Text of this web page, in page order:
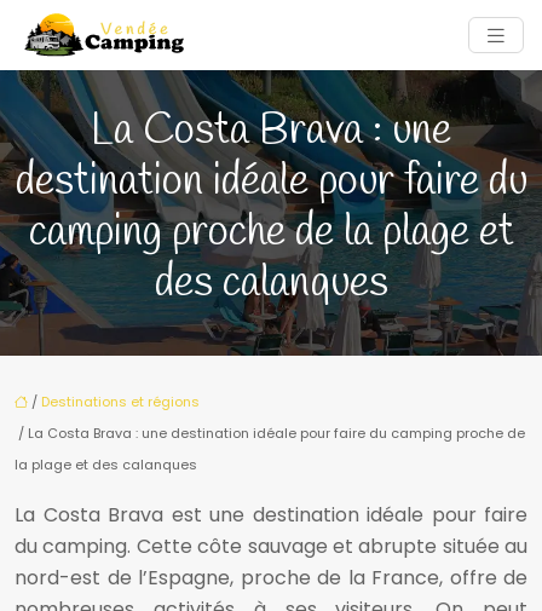
La Costa Brava : une
destination idéale pour faire du
camping proche de la plage et
des calanques
/ Destinations et régions
/ La Costa Brava : une destination idéale pour faire du camping proche de
la plage et des calanques
La Costa Brava est une destination idéale pour faire
du camping. Cette côte sauvage et abrupte située au
nord-est de l’Espagne, proche de la France, offre de